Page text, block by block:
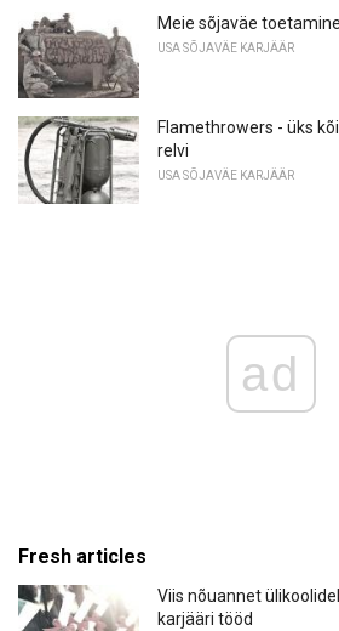
Meie sõjaväe
USA SÕJAVÄE KARJÄÄR
Flamethrowers - üks
relvi
USA SÕJAVÄE KARJÄÄR
ad
Fresh articles
Viis nõuannet
karjääri tööd